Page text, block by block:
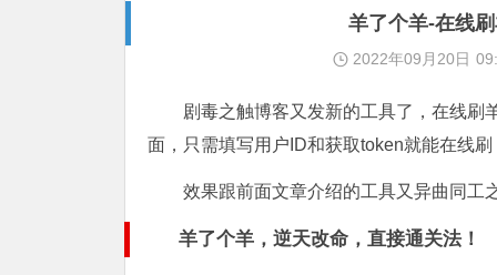
羊了个羊-在线
2022年09月20日
剧毒之触博客又发新的工具了，在线刷
面，只需填写用户ID和获取token就能在线
效果跟前面文章介绍的工具又异曲同工
羊了个羊，逆天改命，直接通关法！